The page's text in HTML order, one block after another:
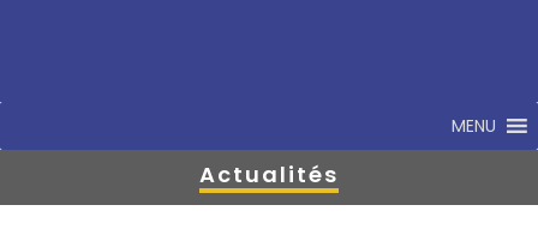
MENU
Actualités